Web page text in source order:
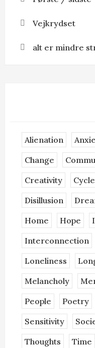
Vejkrydset
alt er mindre
Alienation
Change
Creativity
Disillusion
Home
Hope
Interconnection
Loneliness
Melancholy
People
Poetry
Sensitivity
Thoughts
Time